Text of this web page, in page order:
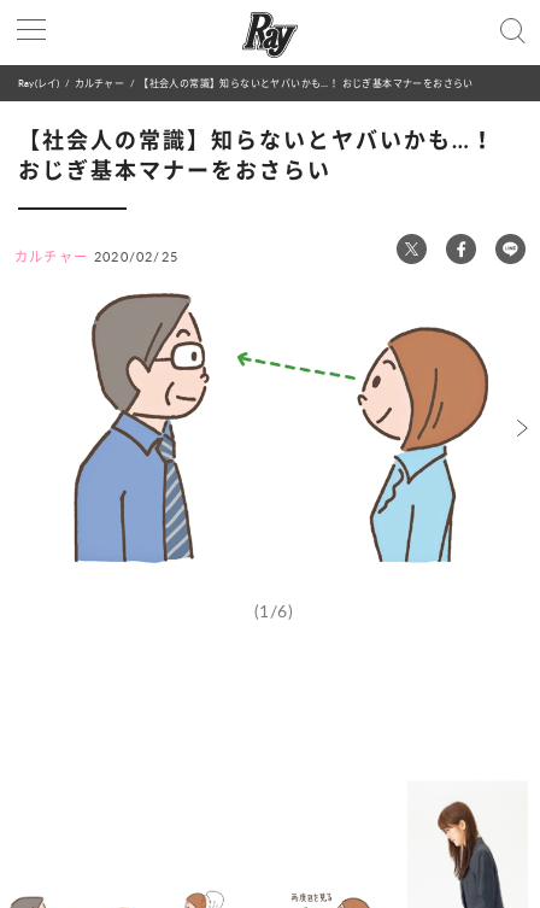
Ray(レイ) カルチャー 【社会人の常識】知らないとヤバいかも…！ おじぎ基本マナーをおさらい
【社会人の常識】知らないとヤバいかも…！
おじぎ基本マナーをおさらい
カルチャー 2020/02/25
(1/6)